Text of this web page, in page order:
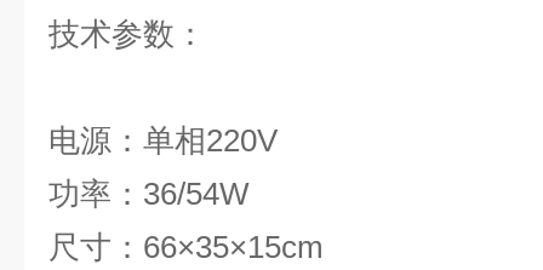
技术参
电源：单相220V
功率：36/54W
尺寸：66×35×15cm